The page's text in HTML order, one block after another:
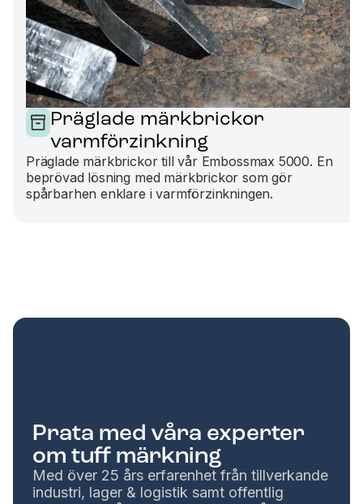
Präglade märkbrickor
varmförzinkning
Präglade märkbrickor till vår Embossmax 5000. En
beprövad lösning med märkbrickor som gör
spårbarhen enklare i varmförzinkningen.
Prata med våra experter
om tuff märkning
Med över 25 års erfarenhet från tillverkande
industri, lager & logistik samt offentlig